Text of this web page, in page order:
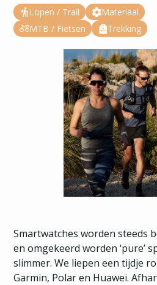
Lopen / Trail
Materiaal
MTB / Fietsen
Trekking
Smartwatches worden steeds
en omgekeerd worden ‘pure’
slimmer. We liepen een tijdje
Garmin, Polar en Huawei.